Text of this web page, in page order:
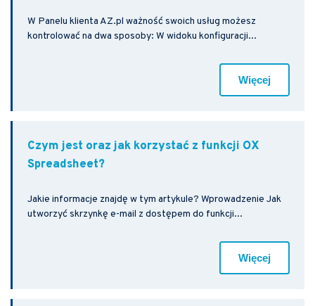
W Panelu klienta AZ.pl ważność swoich usług możesz
kontrolować na dwa sposoby: W widoku konfiguracji...
Więcej
Czym jest oraz jak korzystać z funkcji OX
Spreadsheet?
Jakie informacje znajdę w tym artykule? Wprowadzenie Jak
utworzyć skrzynkę e-mail z dostępem do funkcji...
Więcej